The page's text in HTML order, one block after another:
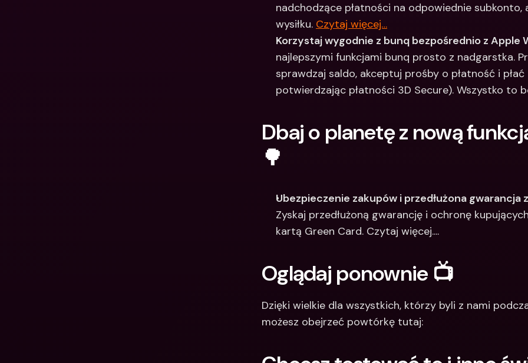
nadchodzące płatności na odpowiednie subkonto,
wysiłku. Czytaj więcej…
Korzystaj wygodnie z bunq bezpośrednio z Apple
najlepszymi funkcjami bunq prosto z nadgarstka.
sprawdzaj saldo, akceptuj prośby o płatność i
potwierdzając płatności 3D Secure). Wszystko to
Dbaj o planetę z nową
🌳
Ubezpieczenie zakupów i przedłużona gwarancja
Zyskaj przedłużoną gwarancję i ochronę
kartą Green Card. Czytaj więcej....
Oglądaj ponownie 📺
Dzięki wielkie dla wszystkich, którzy byli z nami
możesz obejrzeć powtórkę tutaj: